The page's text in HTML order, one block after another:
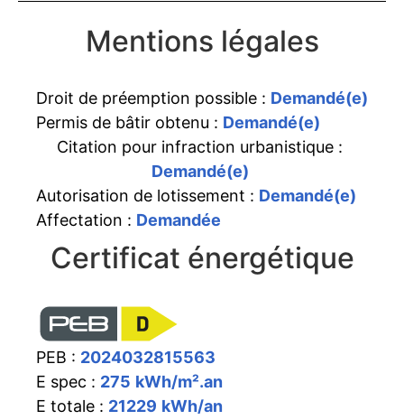
Mentions légales
Droit de préemption possible : Demandé(e)
Permis de bâtir obtenu : Demandé(e)
Citation pour infraction urbanistique :
Demandé(e)
Autorisation de lotissement : Demandé(e)
Affectation : Demandée
Certificat énergétique
PEB : 2024032815563
E spec : 275 kWh/m².an
E totale : 21229 kWh/an